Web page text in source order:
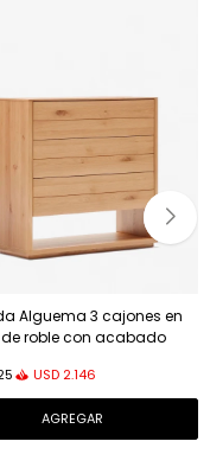
Alguema 3 cajones en
roble con acabado
USD 2.146